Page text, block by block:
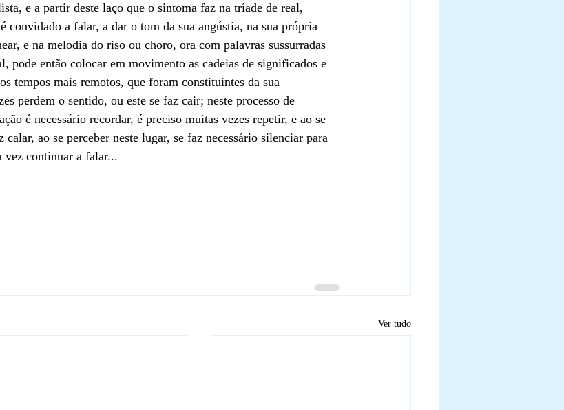
e a partir deste laço que o sintoma faz na tríade de real,
a falar, a dar o tom da sua angústia, na sua própria
e na melodia do riso ou choro, ora com palavras sussurradas
pode então colocar em movimento as cadeias de significados e
tempos mais remotos, que foram constituintes da sua
perdem o sentido, ou este se faz cair; neste processo de
é necessário recordar, é preciso muitas vezes repetir, e ao se
ao se perceber neste lugar, se faz necessário silenciar para
vez continuar a falar...
Ver tudo